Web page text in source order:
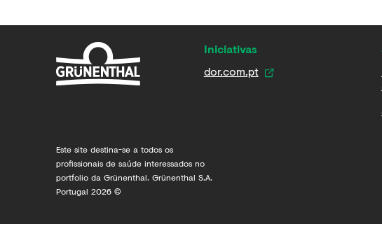
Iniciativas
dor.com.pt
Este site destina-se a todos os
profissionais de saúde interessados no
portfolio da Grünenthal. Grünenthal S.A.
Portugal 2026 ©